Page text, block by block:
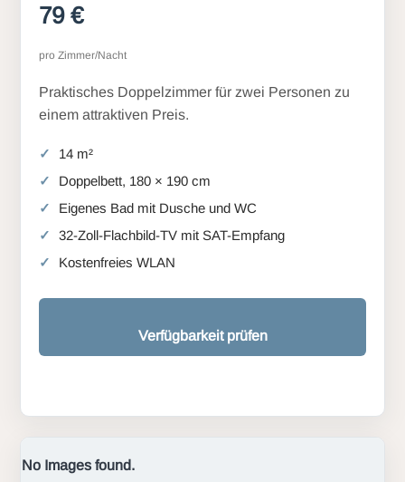
79 €
pro Zimmer/Nacht
Praktisches Doppelzimmer für zwei Personen zu
einem attraktiven Preis.
14 m²
Doppelbett, 180 × 190 cm
Eigenes Bad mit Dusche und WC
32-Zoll-Flachbild-TV mit SAT-Empfang
Kostenfreies WLAN
Verfügbarkeit prüfen
No Images found.